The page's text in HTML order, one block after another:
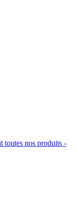
toutes nos produits -